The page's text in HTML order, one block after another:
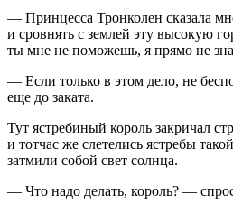
— Принцесса Тронколен сказала
и сровнять с землей эту высокую
ты мне не поможешь, я прямо не
— Если только в этом дело, не
еще до заката.
Тут ястребиный король закричал
и тотчас же слетелись ястребы
затмили собой свет солнца.
— Что надо делать, король? —